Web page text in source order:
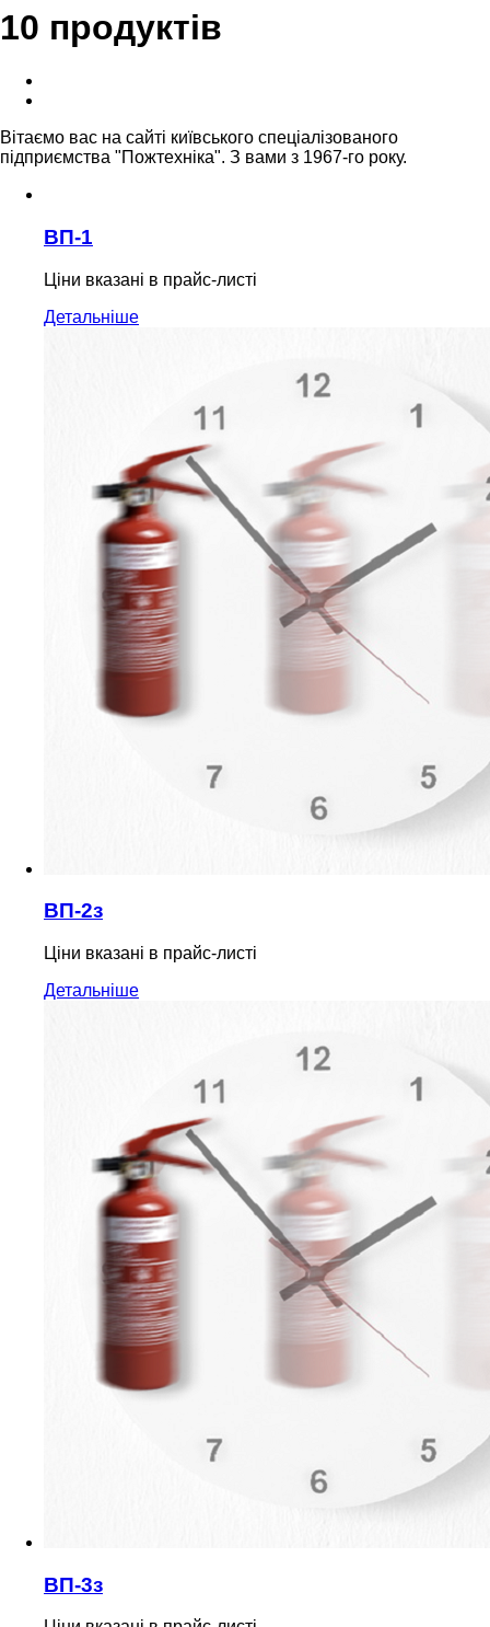
10 продуктів
Вітаємо вас на сайті київського спеціалізованого
підприємства "Пожтехніка". З вами з 1967-го року.
ВП-1
Ціни вказані в прайс-листі
Детальніше
ВП-2з
Ціни вказані в прайс-листі
Детальніше
ВП-3з